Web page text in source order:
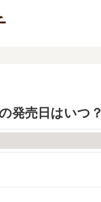
発売日はいつ？